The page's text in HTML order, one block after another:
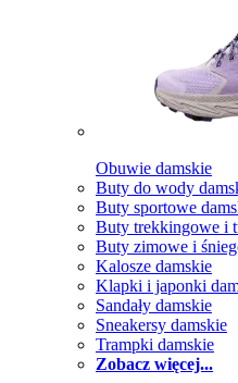
Obuwie damskie
Buty do wody
Buty sportowe
Buty trekkingowe i
Buty zimowe i
Kalosze damskie
Klapki i japonki
Sandały damskie
Sneakersy damskie
Trampki damskie
Zobacz więcej...